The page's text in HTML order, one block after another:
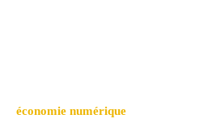
économie numérique